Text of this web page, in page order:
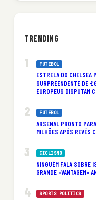
TRENDING
FUTEBOL
ESTRELA DO CHELSEA
SURPREENDENTE DE
EUROPEUS DISPUTAM
FUTEBOL
ARSENAL PRONTO
MILHÕES APÓS REVÉS
CICLISMO
NINGUÉM FALA SOBRE
GRANDE «VANTAGEM»
SPORTS POLITICS